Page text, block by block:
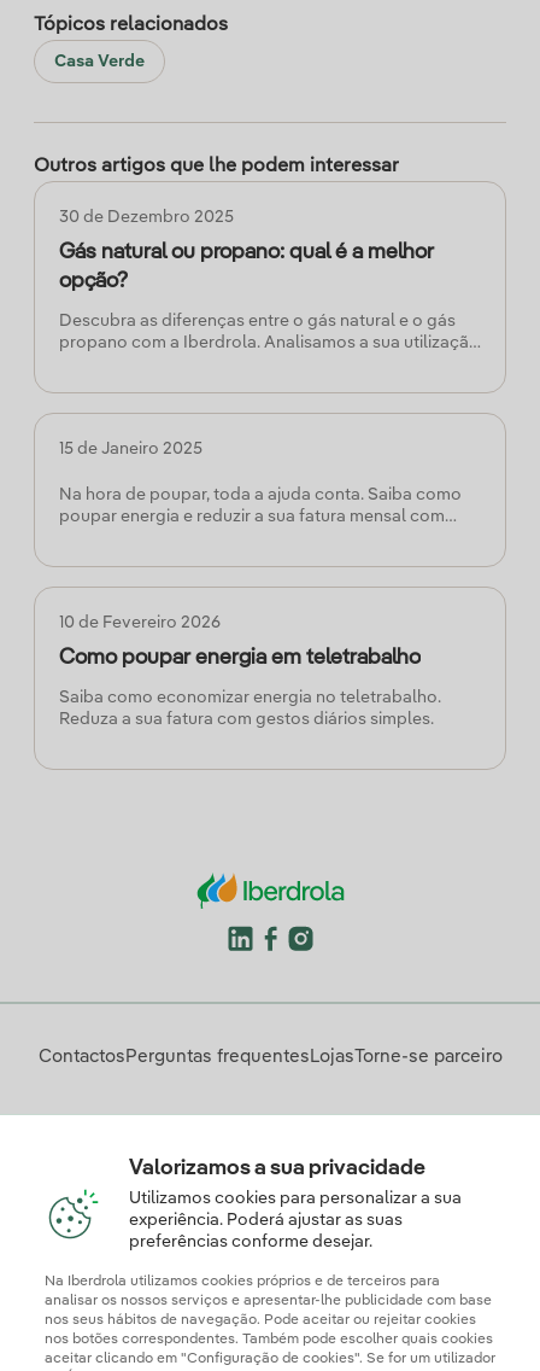
Tópicos relacionados
Casa Verde
Outros artigos que lhe podem interessar
30 de Dezembro 2025
Gás natural ou propano: qual é a melhor
opção?
Descubra as diferenças entre o gás natural e o gás
propano com a Iberdrola. Analisamos a sua utilização
15 de Janeiro 2025
Na hora de poupar, toda a ajuda conta. Saiba como
poupar energia e reduzir a sua fatura mensal com
10 de Fevereiro 2026
Como poupar energia em teletrabalho
Saiba como economizar energia no teletrabalho.
Reduza a sua fatura com gestos diários simples.
Contactos Perguntas frequentes LojasTorne-se parceiro
Valorizamos a sua privacidade
Utilizamos cookies para personalizar a sua
experiência. Poderá ajustar as suas
preferências conforme desejar.
Na Iberdrola utilizamos cookies próprios e de terceiros para
analisar os nossos serviços e apresentar-lhe publicidade com base
nos seus hábitos de navegação. Pode aceitar ou rejeitar cookies
nos botões correspondentes. Também pode escolher quais cookies
aceitar clicando em "Configuração de cookies". Se for um utilizador